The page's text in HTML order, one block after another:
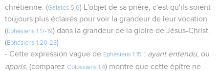
chrétienne. (Galates 5.6) L'objet de sa prière, c'est qu'ils soient
toujours plus éclairés pour voir la grandeur de leur vocation
(Ephésiens 1.17-19) dans la grandeur de la gloire de Jésus-Christ.
(Ephésiens 1.20-23)
- Cette expression vague de Ephésiens 1.15 : ayant entendu, ou
appris, (comparez Colossiens 1.4) montre que cette épître ne